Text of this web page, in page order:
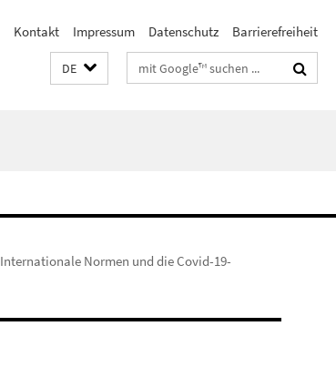
Kontakt Impressum Datenschutz Barrierefreiheit
DE Suchbegriffe
Internationale Normen und die Covid-19-